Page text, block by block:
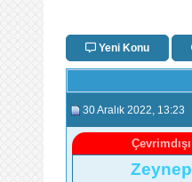
Yeni Konu
30 Aralık 2022 , 13:23
Çevrimdışı
Zeynep